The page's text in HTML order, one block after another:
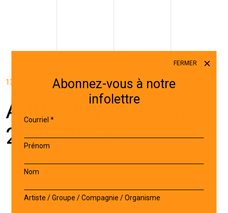
13 JANVIER 2026
AJU – Flynn Pierre –
2025-2026
FERMER
Abonnez-vous à notre
infolettre
Courriel*
Prénom
Nom
Artiste / Groupe / Compagnie / Organisme